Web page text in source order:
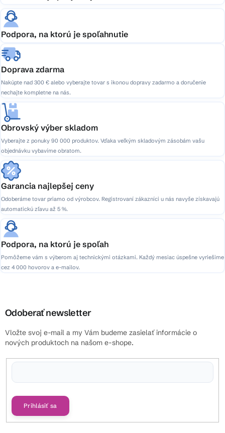
Podpora, na ktorú je spoľahnutie
Doprava zdarma
Nakúpte nad 300 € alebo vyberajte tovar s ikonou dopravy zadarmo a doručenie
nechajte kompletne na nás.
Obrovský výber skladom
Vyberajte z ponuky 90 000 produktov. Vďaka veľkým skladovým zásobám vašu
objednávku vybavíme obratom.
Garancia najlepšej ceny
Odoberáme tovar priamo od výrobcov. Registrovaní zákazníci u nás navyše získavajú
automatickú zľavu až 5 %.
Podpora, na ktorú je spoľah
Pomôžeme vám s výberom aj technickými otázkami. Každý mesiac úspešne vyriešime
cez 4 000 hovorov a e-mailov.
Odoberať newsletter
Vložte svoj e-mail a my Vám budeme zasielať informácie o
nových produktoch na našom e-shope.
Prihlásiť sa